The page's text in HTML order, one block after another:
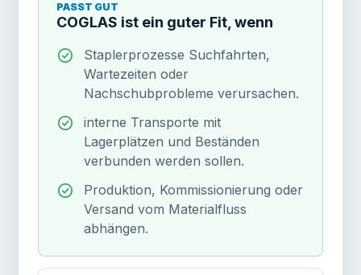
PASST GUT
COGLAS ist ein guter Fit, wenn
Staplerprozesse Suchfahrten,
Wartezeiten oder
Nachschubprobleme verursachen.
interne Transporte mit
Lagerplätzen und Beständen
verbunden werden sollen.
Produktion, Kommissionierung oder
Versand vom Materialfluss
abhängen.